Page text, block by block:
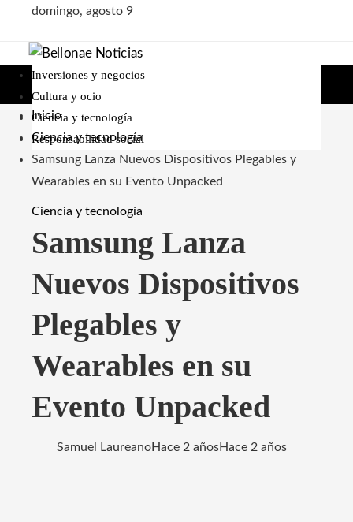
domingo, agosto 9
Inversiones y negocios
Cultura y ocio
Ciencia y tecnología
Responsabilidad social
Inicio
Ciencia y tecnología
Samsung Lanza Nuevos Dispositivos Plegables y
Wearables en su Evento Unpacked
Ciencia y tecnología
Samsung Lanza
Nuevos Dispositivos
Plegables y
Wearables en su
Evento Unpacked
Samuel LaureanoHace 2 añosHace 2 años